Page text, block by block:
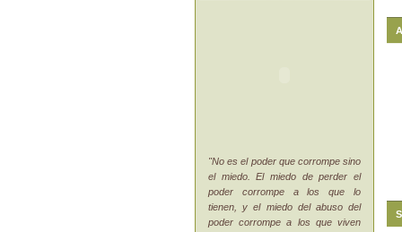
"No es el poder que corrompe sino
el miedo. El miedo de perder el
poder corrompe a los que lo
tienen, y el miedo del abuso del
poder corrompe a los que viven